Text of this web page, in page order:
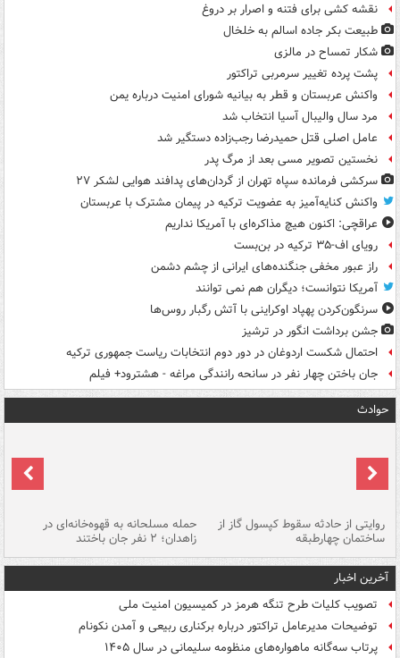
نقشه کشی برای فتنه و اصرار بر دروغ
طبیعت بکر جاده اسالم به خلخال
شکار تمساح در مالزی
پشت پرده تغییر سرمربی تراکتور
واکنش عربستان و قطر به بیانیه شورای امنیت درباره یمن
مرد سال والیبال آسیا انتخاب شد
عامل اصلی قتل حمیدرضا رجب‌زاده دستگیر شد
نخستین تصویر مسی بعد از مرگ پدر
سرکشی فرمانده سپاه تهران از گردان‌های پدافند هوایی لشکر ۲۷
واکنش کنایه‌آمیز به عضویت ترکیه در پیمان مشترک با عربستان
عراقچی: اکنون هیچ مذاکره‌ای با آمریکا نداریم
رویای اف-۳۵ ترکیه در بن‌بست
راز عبور مخفی جنگنده‌های ایرانی از چشم دشمن
آمریکا نتوانست؛ دیگران هم نمی توانند
سرنگون‌کردن پهپاد اوکراینی با آتش رگبار روس‌ها
جشن برداشت انگور در ترشیز
احتمال شکست اردوغان در دور دوم انتخابات ریاست جمهوری ترکیه
جان باختن چهار نفر در سانحه رانندگی مراغه - هشترود+ فیلم
حوادث
روایتی از حادثه سقوط کپسول گاز از
ساختمان چهارطبقه
حمله مسلحانه به قهوه‌خانه‌ای در
زاهدان؛ ۲ نفر جان باختند
آخرین اخبار
تصویب کلیات طرح تنگه هرمز در کمیسیون امنیت ملی
توضیحات مدیرعامل تراکتور درباره برکناری ربیعی و آمدن نکونام
پرتاب سه‌گانه ماهواره‌های منظومه سلیمانی در سال ۱۴۰۵